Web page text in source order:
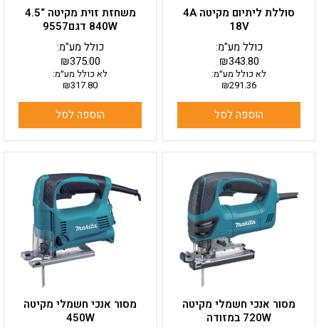
סוללת ליתיום מקיטה 4A
18V
₪343.80
כולל מע"מ:
לא כולל מע״מ:
₪291.36
הוספה לסל
משחזת זוית מקיטה “4.5
840W דגם9557
₪375.00
כולל מע"מ:
לא כולל מע״מ:
₪317.80
הוספה לסל
מסור אנכי חשמלי מקיטה
720W במזודה
מסור אנכי חשמלי מקיטה
450W